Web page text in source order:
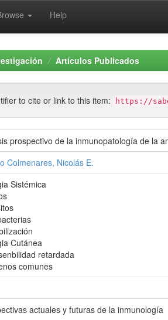
Help
Artículos Publicados
to cite or link to this item: https://
prospectivo de la inmunopatología de la
Colmenares, Nicolás E.
Sistémica
Cutánea
retardada
comunes
actuales y futuras de la inmunología